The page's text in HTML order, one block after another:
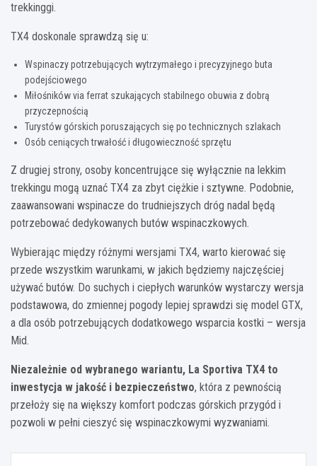
trekkinggi.
TX4 doskonale sprawdzą się u:
Wspinaczy potrzebujących wytrzymałego i precyzyjnego buta
podejściowego
Miłośników via ferrat szukających stabilnego obuwia z dobrą
przyczepnością
Turystów górskich poruszających się po technicznych szlakach
Osób ceniących trwałość i długowieczność sprzętu
Z drugiej strony, osoby koncentrujące się wyłącznie na lekkim
trekkingu mogą uznać TX4 za zbyt ciężkie i sztywne. Podobnie,
zaawansowani wspinacze do trudniejszych dróg nadal będą
potrzebować dedykowanych butów wspinaczkowych.
Wybierając między różnymi wersjami TX4, warto kierować się
przede wszystkim warunkami, w jakich będziemy najczęściej
używać butów. Do suchych i ciepłych warunków wystarczy wersja
podstawowa, do zmiennej pogody lepiej sprawdzi się model GTX,
a dla osób potrzebujących dodatkowego wsparcia kostki – wersja
Mid.
Niezależnie od wybranego wariantu, La Sportiva TX4 to
inwestycja w jakość i bezpieczeństwo, która z pewnością
przełoży się na większy komfort podczas górskich przygód i
pozwoli w pełni cieszyć się wspinaczkowymi wyzwaniami.